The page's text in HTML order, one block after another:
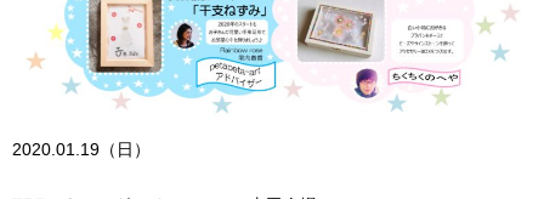
2020.01.19（日）